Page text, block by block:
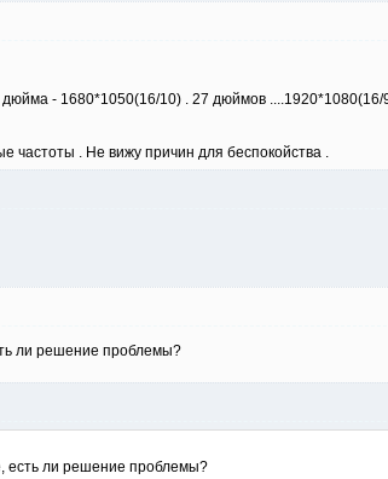
- 1680*1050(16/10) . 27 дюймов ....1920*1080(16/
. Не вижу причин для беспокойства .
ли решение проблемы?
есть ли решение проблемы?